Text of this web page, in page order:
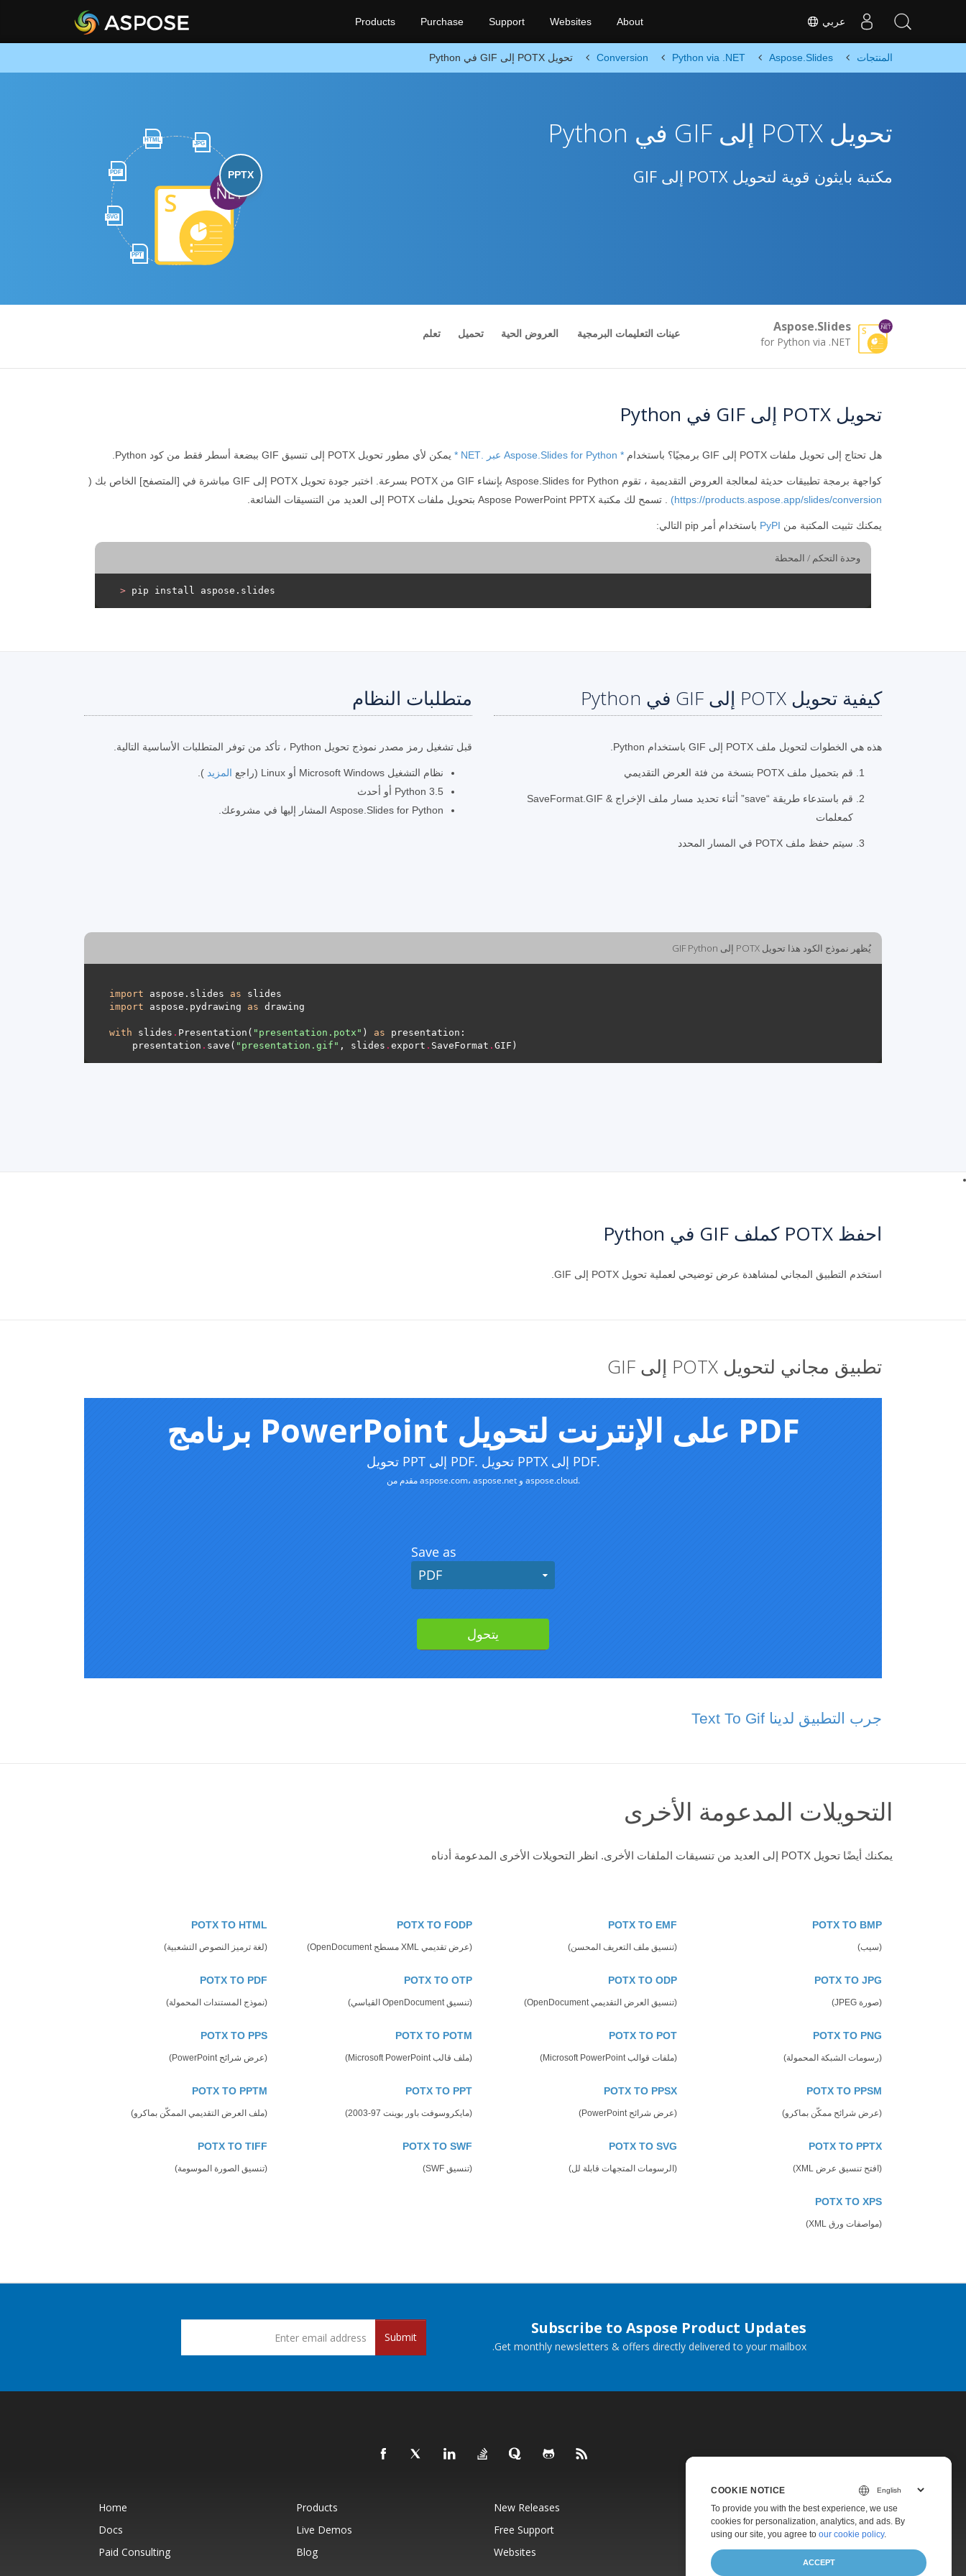
عربي Products Purchase Support Websites About
المنتجات Aspose.Slides
Python via .NET
Conversion تحويل POTX إلى GIF في Python
HTML
JPG
PDF
SVG
PPT
PPTX
تحويل POTX إلى GIF في Python
مكتبة بايثون قوية لتحويل POTX إلى GIF
Aspose.Slides
for Python via .NET
عينات التعليمات البرمجية العروض الحية تحميل تعلم
تحويل POTX إلى GIF في Python
هل تحتاج إلى تحويل ملفات POTX إلى GIF برمجيًا؟ باستخدام * Aspose.Slides for Python عبر .NET * يمكن لأي مطور تحويل POTX إلى تنسيق GIF ببضعة أسطر فقط من كود Python.
كواجهة برمجة تطبيقات حديثة لمعالجة العروض التقديمية ، تقوم Aspose.Slides for Python بإنشاء GIF من POTX بسرعة. اختبر جودة تحويل POTX إلى GIF مباشرة في [المتصفح] الخاص بك (
https://products.aspose.app/slides/conversion)
. تسمح لك مكتبة Aspose PowerPoint PPTX بتحويل ملفات POTX إلى العديد من التنسيقات الشائعة.
يمكنك تثبيت المكتبة من PyPI باستخدام أمر pip التالي:
وحدة التحكم / المحطة
> pip install aspose.slides
كيفية تحويل POTX إلى GIF في Python
هذه هي الخطوات لتحويل ملف POTX إلى GIF باستخدام Python.
قم بتحميل ملف POTX بنسخة من فئة العرض التقديمي
قم باستدعاء طريقة “save” أثناء تحديد مسار ملف الإخراج & SaveFormat.GIF
كمعلمات
سيتم حفظ ملف POTX في المسار المحدد
متطلبات النظام
قبل تشغيل رمز مصدر نموذج تحويل Python ، تأكد من توفر المتطلبات الأساسية التالية.
نظام التشغيل Microsoft Windows أو Linux (راجع المزيد ).
Python 3.5 أو أحدث
Aspose.Slides for Python المشار إليها في مشروعك.
يُظهر نموذج الكود هذا تحويل POTX إلى GIF Python
import aspose.slides as
import aspose.pydrawing as
with slides . Presentation( "presentation.potx" ) as
    presentation
. save( "presentation.gif" , slides . export . SaveFormat .
احفظ POTX كملف GIF في Python
استخدم التطبيق المجاني لمشاهدة عرض توضيحي لعملية تحويل POTX إلى GIF.
تطبيق مجاني لتحويل POTX إلى GIF
جرب التطبيق لدينا Text To Gif
التحويلات المدعومة الأخرى
يمكنك أيضًا تحويل POTX إلى العديد من تنسيقات الملفات الأخرى. انظر التحويلات الأخرى المدعومة أدناه
POTX TO BMP
(سيب)
POTX TO EMF
(تنسيق ملف التعريف المحسن)
POTX TO FODP
(عرض تقديمي XML مسطح OpenDocument)
POTX TO HTML
(لغة ترميز النصوص التشعبية)
POTX TO JPG
(صورة JPEG)
POTX TO ODP
(تنسيق العرض التقديمي OpenDocument)
POTX TO OTP
(تنسيق OpenDocument القياسي)
POTX TO PDF
(نموذج المستندات المحمولة)
POTX TO PNG
(رسومات الشبكة المحمولة)
POTX TO POT
(ملفات قوالب Microsoft PowerPoint)
POTX TO POTM
(ملف قالب Microsoft PowerPoint)
POTX TO PPS
(عرض شرائح PowerPoint)
POTX TO PPSM
(عرض شرائح ممكّن بماكرو)
POTX TO PPSX
(عرض شرائح PowerPoint)
POTX TO PPT
(مايكروسوفت باور بوينت 97-2003)
POTX TO PPTM
(ملف العرض التقديمي الممكّن بماكرو)
POTX TO PPTX
(افتح تنسيق عرض XML)
POTX TO SVG
(الرسومات المتجهات قابلة لل)
POTX TO SWF
(تنسيق SWF)
POTX TO TIFF
(تنسيق الصورة الموسومة)
POTX TO XPS
(مواصفات ورق XML)
Subscribe to Aspose Product Updates
Get monthly newsletters & offers directly delivered to your mailbox.
Submit
Home Products New Releases
Pricing
Docs
Live Demos Free Support
Paid Support
Paid Consulting
Blog Websites About
COOKIE NOTICE
To provide you with the best experience, we use
cookies for personalization, analytics, and ads. By
using our site, you agree to our cookie policy.
ACCEPT